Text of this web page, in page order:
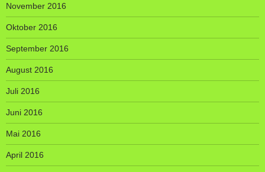
November 2016
Oktober 2016
September 2016
August 2016
Juli 2016
Juni 2016
Mai 2016
April 2016